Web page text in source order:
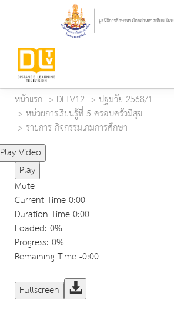
หน้าแรก DLTV12
ปฐมวัย 2568/1
หน่วยการเรียนรู้ที่ 5 ครอบครัวมีสุข
รายการ กิจกรรมเกมการศึกษา
Play Video
Play
Mute
Current Time0:00
Duration Time0:00
Loaded: 0%
Progress: 0%
Remaining Time-0:00
Fullscreen